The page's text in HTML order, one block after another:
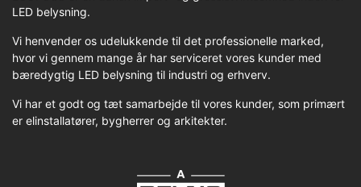
LED belysning.
Vi henvender os udelukkende til det professionelle marked,
hvor vi gennem mange år har serviceret vores kunder med
bæredygtig LED belysning til industri og erhverv.
Vi har et godt og tæt samarbejde til vores kunder, som primært
er elinstallatører, bygherrer og arkitekter.